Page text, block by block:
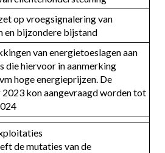
op vroegsignalering van
en bijzondere bijstand
van energietoeslagen aan
die hiervoor in aanmerking
hoge energieprijzen. De
2023 kon aangevraagd worden tot
de mutaties van de